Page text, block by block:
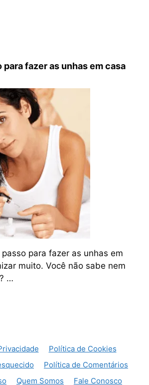
para fazer as unhas em casa
para fazer as unhas em
muito. Você não sabe nem
…
Política de Cookies
Política de Comentários
Quem Somos Fale Conosco